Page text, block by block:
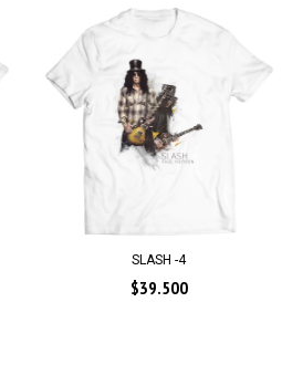
SLASH -4
$39.500